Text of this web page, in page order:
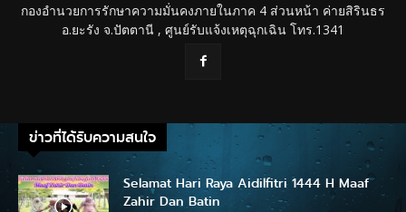
กองอำนวยการรักษาความมั่นคงภายในภาค 4 ส่วนหน้า ค่ายสิรินธร
อ.ยะรัง จ.ปัตตานี , ศูนย์รับแจ้งเหตุฉุกเฉิน โทร.1341
ข่าวที่ได้รับความสนใจ
Selamat Hari Raya Aidilfitri 1444 H Maaf
Zahir Dan Batin